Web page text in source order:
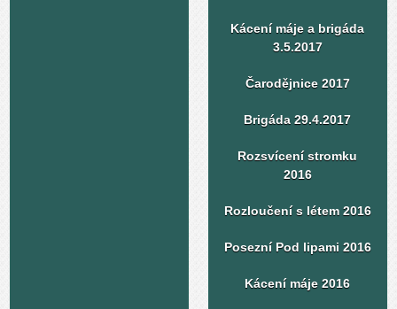
Kácení máje a brigáda
3.5.2017
Čarodějnice 2017
Brigáda 29.4.2017
Rozsvícení stromku
2016
Rozloučení s létem 2016
Posezní Pod lipami 2016
Kácení máje 2016